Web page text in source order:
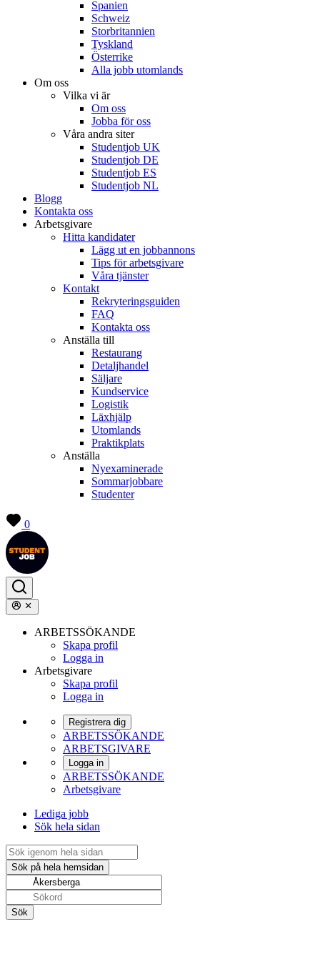
Spanien
Schweiz
Storbritannien
Tyskland
Österrike
Alla jobb utomlands
Om oss
Vilka vi är
Om oss
Jobba för oss
Våra andra siter
Studentjob UK
Studentjob DE
Studentjob ES
Studentjob NL
Blogg
Kontakta oss
Arbetsgivare
Hitta kandidater
Lägg ut en jobbannons
Tips för arbetsgivare
Våra tjänster
Kontakt
Rekryteringsguiden
FAQ
Kontakta oss
Anställa till
Restaurang
Detaljhandel
Säljare
Kundservice
Logistik
Läxhjälp
Utomlands
Praktikplats
Anställa
Nyexaminerade
Sommarjobbare
Studenter
0
ARBETSSÖKANDE
Skapa profil
Logga in
Arbetsgivare
Skapa profil
Logga in
Registrera dig
ARBETSSÖKANDE
ARBETSGIVARE
Logga in
ARBETSSÖKANDE
Arbetsgivare
Lediga jobb
Sök hela sidan